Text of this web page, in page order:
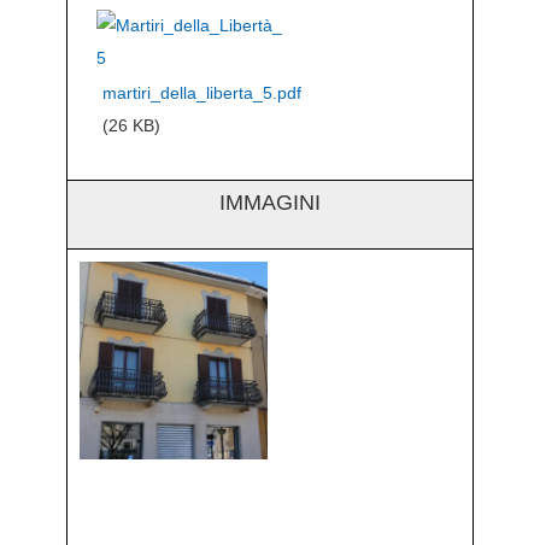
martiri_della_liberta_5.pdf
(26 KB)
IMMAGINI